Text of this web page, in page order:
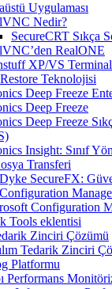
Uygulaması
Nedir?
SecureCRT Sıkça
RealONE
XP/VS
Teknolojisi
Deep Freeze
Deep Freeze
Deep Freeze
Insight: Sınıf
Transferi
SecureFX:
Configuration
Tools eklentisi
Zinciri Çözümü
Tedarik Zinciri
Platformu
Performans